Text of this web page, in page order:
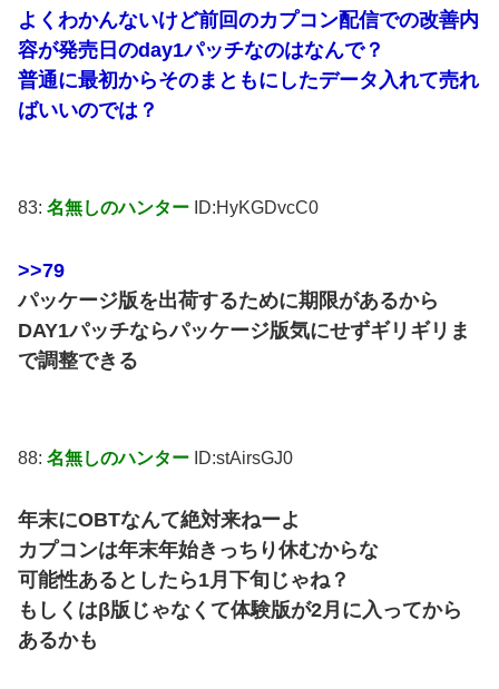
よくわかんないけど前回のカプコン配信での改善内
容が発売日のday1パッチなのはなんで？
普通に最初からそのまともにしたデータ入れて売れ
ばいいのでは？
83: 名無しのハンター ID:HyKGDvcC0
>>79
パッケージ版を出荷するために期限があるから
DAY1パッチならパッケージ版気にせずギリギリま
で調整できる
88: 名無しのハンター ID:stAirsGJ0
年末にOBTなんて絶対来ねーよ
カプコンは年末年始きっちり休むからな
可能性あるとしたら1月下旬じゃね？
もしくはβ版じゃなくて体験版が2月に入ってから
あるかも